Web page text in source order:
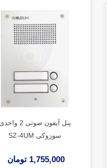
پنل آیفون صوتی 2 واحدی
سوزوکی SZ-4UM
1,755,000 تومان